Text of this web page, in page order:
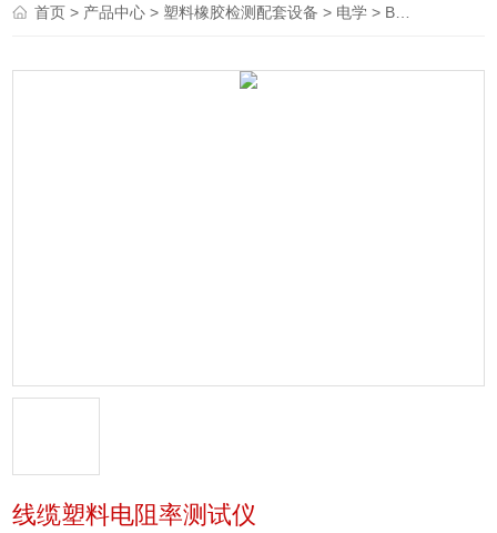
首页> 产品中心 > 塑料橡胶检测配套设备 > 电学 > BEST-212线缆塑料电阻率测试仪
线缆塑料电阻率测试仪